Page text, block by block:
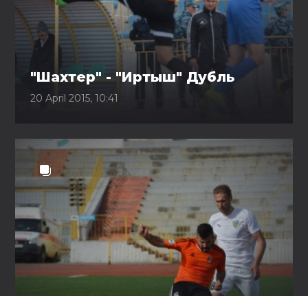
"Шахтер" - "Иртыш" Дубль
20 April 2015, 10:41